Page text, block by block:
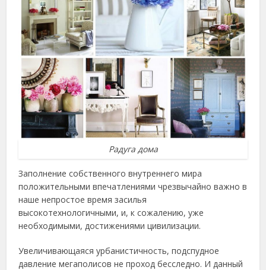
Радуга дома
Заполнение собственного внутреннего мира
положительными впечатлениями чрезвычайно важно в
наше непростое время засилья
высокотехнологичными, и, к сожалению, уже
необходимыми, достижениями цивилизации.
Увеличивающаяся урбанистичность, подспудное
давление мегаполисов не проход бесследно. И данный